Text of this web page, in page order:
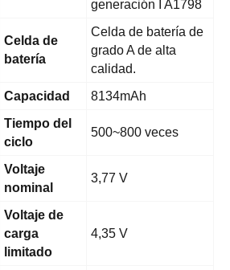
generación I A1798
Celda de
batería
Celda de batería de
grado A de alta
calidad.
Capacidad
8134mAh
Tiempo del
ciclo
500~800 veces
Voltaje
nominal
3,77 V
Voltaje de
carga
limitado
4,35 V